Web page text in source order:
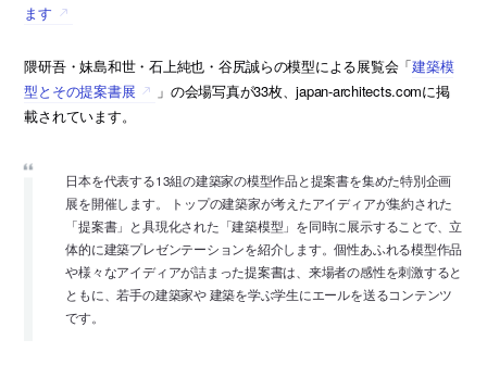
ます
隈研吾・妹島和世・石上純也・谷尻誠らの模型による展覧会「建築模
型とその提案書展
」の会場写真が33枚、japan-architects.comに掲
載されています。
日本を代表する13組の建築家の模型作品と提案書を集めた特別企画
展を開催します。 トップの建築家が考えたアイディアが集約された
「提案書」と具現化された「建築模型」を同時に展示することで、立
体的に建築プレゼンテーションを紹介します。個性あふれる模型作品
や様々なアイディアが詰まった提案書は、来場者の感性を刺激すると
ともに、若手の建築家や 建築を学ぶ学生にエールを送るコンテンツ
です。